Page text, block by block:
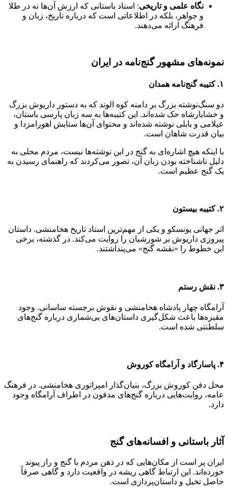
نگاه علمی و تاریخی: اسناد باستانی که ارزش آن‌ها نه در طلا
و جواهر، بلکه در اطلاعاتی است که درباره تاریخ، زبان و
فرهنگ ارائه می‌دهند.
نمونه‌های مشهور گنج‌نامه در ایران
۱. کتیبه گنج‌نامه همدان
دو سنگ‌نوشته بزرگ بر دامنه کوه الوند که به دستور داریوش بزرگ
و خشایارشاه حک شده‌اند. این کتیبه‌ها به سه زبان پارسی باستان،
عیلامی و بابلی نوشته شده‌اند و محتوای آن‌ها ستایش اهورامزدا و
بیان قدرت شاهان است.
با اینکه هیچ اشاره‌ای به گنج در این نوشته‌ها نیست، مردم محلی به
دلیل ناشناخته بودن زبان آن، تصور می‌کردند که راهنمای رسیدن به
یک گنج عظیم است.
۲. کتیبه بیستون
اثر جهانی یونسکو و یکی از مهم‌ترین اسناد تاریخ هخامنشی. داستان
پیروزی داریوش بر شورشیان را روایت می‌کند. در گذشته، برخی
این خطوط را «نقشه گنج» می‌پنداشتند.
۳. نقش رستم
آرامگاه چهار پادشاه هخامنشی و نقوش برجسته ساسانی. وجود
مقبره‌ها باعث شکل‌گیری داستان‌های بی‌شماری درباره گنج‌های
سلطنتی شده است.
۴. پاسارگاد و آرامگاه کوروش
محل دفن کوروش بزرگ، بنیان‌گذار امپراتوری هخامنشی. در فرهنگ
عامه، روایت‌هایی درباره گنج‌های مدفون در اطراف آرامگاه وجود
دارد.
آثار باستانی و افسانه‌های گنج
ایران پر است از مکان‌هایی که در ذهن مردم با گنج و راز پیوند
خورده‌اند. این ارتباط گاهی ریشه در واقعیت دارد و گاهی صرفاً
حاصل تخیل و داستان‌پردازی است.